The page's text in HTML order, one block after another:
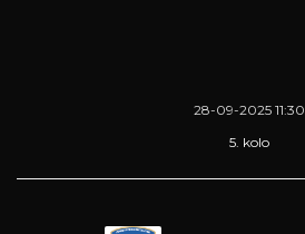
28-09-2025 11:30
5. kolo